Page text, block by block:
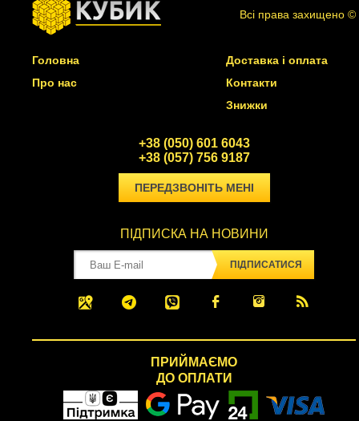
Всі права захищено ©
Головна
Про нас
Доставка і оплата
Контакти
Знижки
+38 (050) 601 6043
+38 (057) 756 9187
ПЕРЕДЗВОНІТЬ МЕНІ
ПІДПИСКА НА НОВИНИ
ПІДПИСАТИСЯ
ПРИЙМАЄМО
ДО ОПЛАТИ